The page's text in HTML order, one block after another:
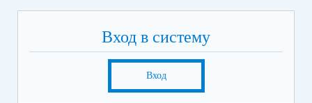
Вход в систему
Вход